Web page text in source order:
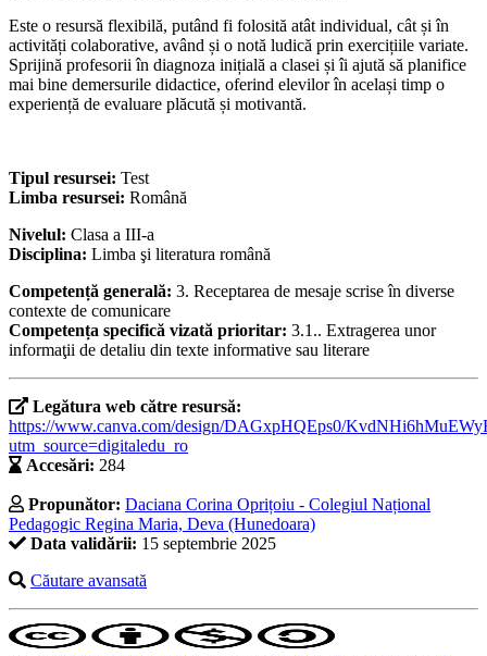
Este o resursă flexibilă, putând fi folosită atât individual, cât și în
activități colaborative, având și o notă ludică prin exercițiile variate.
Sprijină profesorii în diagnoza inițială a clasei și îi ajută să planifice
mai bine demersurile didactice, oferind elevilor în același timp o
experiență de evaluare plăcută și motivantă.
Tipul resursei: Test
Limba resursei: Română
Nivelul: Clasa a III-a
Disciplina: Limba şi literatura română
Competență generală: 3. Receptarea de mesaje scrise în diverse
contexte de comunicare
Competența specifică vizată prioritar: 3.1.. Extragerea unor
informaţii de detaliu din texte informative sau literare
Legătura web către resursă:
https://www.canva.com/design/DAGxpHQEps0/
utm_source=digitaledu_ro
Accesări: 284
Propunător: Daciana Corina Oprițoiu - Colegiul Național
Pedagogic Regina Maria, Deva (Hunedoara)
Data validării: 15 septembrie 2025
Căutare avansată